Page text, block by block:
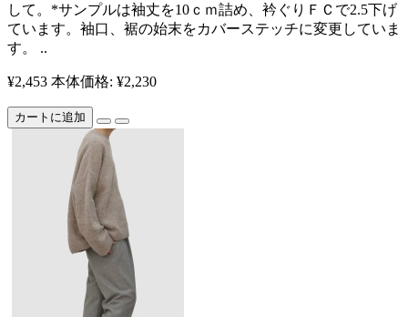
して。*サンプルは袖丈を10ｃｍ詰め、衿ぐりＦＣで2.5下げ
ています。袖口、裾の始末をカバーステッチに変更していま
す。 ..
¥2,453 本体価格: ¥2,230
カートに追加